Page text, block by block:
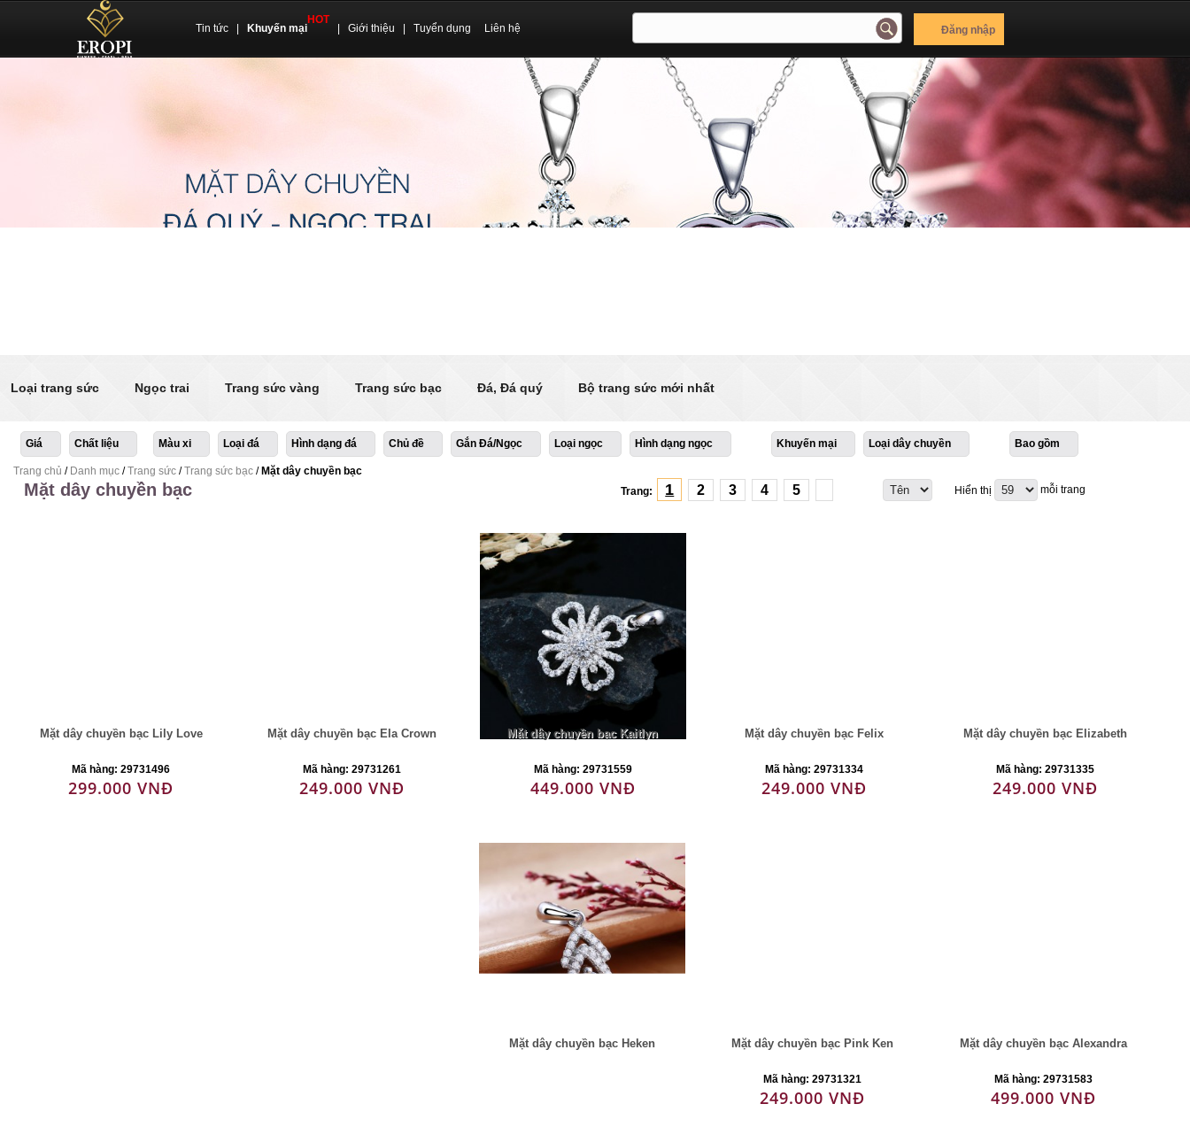
Tin tức Khuyến mại
HOT
Giới thiệu Tuyển dụng Liên hệ Đăng nhập
Loại trang sức Ngọc trai Trang sức vàng Trang sức bạc Đá, Đá quý Bộ trang sức mới nhất
Giá Chất liệu Màu xi Loại đá Hình dạng đá Chủ đề Gắn Đá/Ngọc Loại ngọc Hình dạng ngọc Khuyến mại Loại dây chuyền Bao gồm
Trang chủ / Danh mục /Trang sức /Trang sức bạc / Mặt dây chuyền bạc
Mặt dây chuyền bạc Hiển thị mỗi trang
Trang: 1 2 3 4 5
Mặt dây chuyền bạc Lily Love
Mã hàng: 29731496
299.000 VNĐ
Mặt dây chuyền bạc Ela Crown
Mã hàng: 29731261
249.000 VNĐ
Mặt dây chuyền bạc Kaitlyn
Mã hàng: 29731559
449.000 VNĐ
Mặt dây chuyền bạc Felix
Mã hàng: 29731334
249.000 VNĐ
Mặt dây chuyền bạc Elizabeth
Mã hàng: 29731335
249.000 VNĐ
Mặt dây chuyền bạc Heken Mặt dây chuyền bạc Pink Ken
Mã hàng: 29731321
249.000 VNĐ
Mặt dây chuyền bạc Alexandra
Mã hàng: 29731583
499.000 VNĐ